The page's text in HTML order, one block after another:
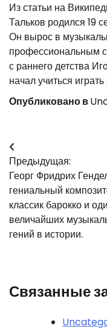
Из статьи на
Тальков родился 19
Он вырос в
профессиональным
с раннего детства
начал учиться играть
Опубликовано в
Навигация
по
записям
Предыдущая:
Георг Фридрих
гениальный
классик барокко и
величайших
гений в истории.
Связанные